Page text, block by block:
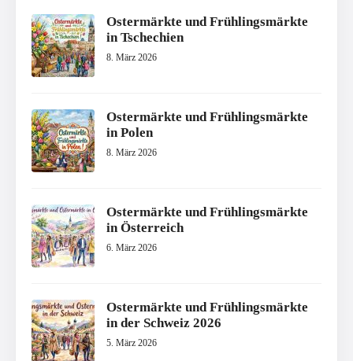
Ostermärkte und Frühlingsmärkte
in Tschechien
8. März 2026
Ostermärkte und Frühlingsmärkte
in Polen
8. März 2026
Ostermärkte und Frühlingsmärkte
in Österreich
6. März 2026
Ostermärkte und Frühlingsmärkte
in der Schweiz 2026
5. März 2026